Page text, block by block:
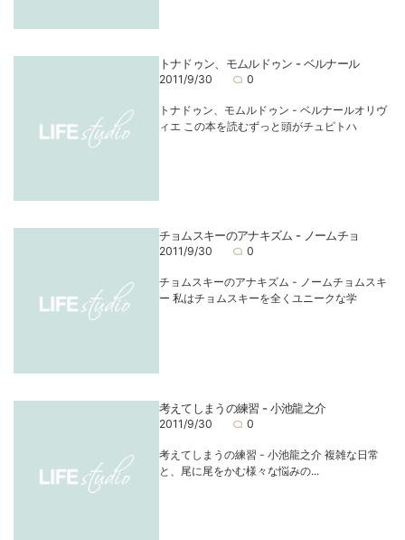
トナドゥン、モムルドゥン - ベルナール
2011/9/30 0
トナドゥン、モムルドゥン - ベルナールオリヴ
ィエ この本を読むずっと頭がチュピトハ
チョムスキーのアナキズム - ノームチョ
2011/9/30 0
チョムスキーのアナキズム - ノームチョムスキ
ー 私はチョムスキーを全くユニークな学
考えてしまうの練習 - 小池龍之介
2011/9/30 0
考えてしまうの練習 - 小池龍之介 複雑な日常
と、尾に尾をかむ様々な悩みの...